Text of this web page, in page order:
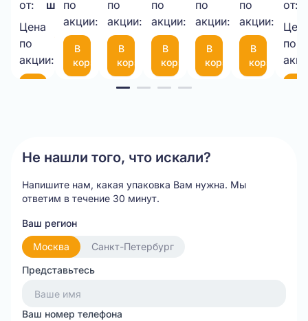
прозрачный
от:
шт.
Цена
по
акции:
35,00 ₽/
рулоне
1050*25М
по
акции:
шт.
В
корзину
НЕТТО
по
акции:
шт.
В
корзину
3-
10-
75
(300*200мм)
по
акции:
шт.
В
корзину
50
мкм
по
акции:
шт.
В
корзину
мм
с
35
см
по
акции:
шт.
В
корзину
от:
по
Не нашли того, что искали?
Напишите нам, какая упаковка Вам нужна. Мы
ответим в течение 30 минут.
Ваш регион
Москва
Санкт-Петербург
Представьтесь
Ваш номер телефона